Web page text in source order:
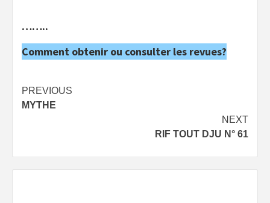
……..
Comment obtenir ou consulter les revues?
Post
navigation
PREVIOUS
MYTHE
NEXT
RIF TOUT DJU N° 61